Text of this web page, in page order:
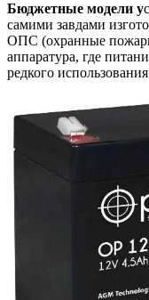
Бюджетные модели у
самими завдами
ОПС (охранные
аппаратура, где
редкого